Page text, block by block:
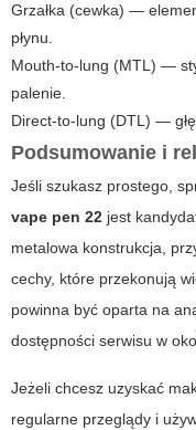
Grzałka (cewka) —
płynu.
Mouth-to-lung (MTL) —
palenie.
Direct-to-lung (DTL) —
Podsumowanie i
Jeśli szukasz prostego,
vape pen 22 jest
metalowa konstrukcja,
cechy, które przekonują
powinna być oparta na
dostępności serwisu w
Jeżeli chcesz uzyskać
regularne przeglądy i